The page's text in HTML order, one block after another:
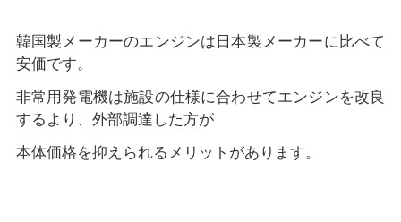
韓国製メーカーのエンジンは日本製メーカーに比べて
安価です。
非常用発電機は施設の仕様に合わせてエンジンを改良
するより、外部調達した方が
本体価格を抑えられるメリットがあります。